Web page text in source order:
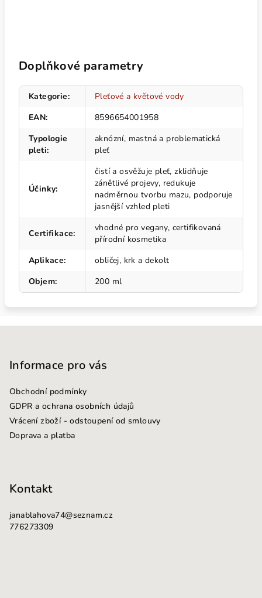
Doplňkové parametry
Kategorie:
Pleťové a květové vody
EAN:
8596654001958
Typologie
pleti:
aknózní, mastná a problematická
pleť
Účinky:
čistí a osvěžuje pleť, zklidňuje
zánětlivé projevy, redukuje
nadměrnou tvorbu mazu, podporuje
jasnější vzhled pleti
Certifikace:
vhodné pro vegany, certifikovaná
přírodní kosmetika
Aplikace:
obličej, krk a dekolt
Objem: 200 ml
Informace pro vás
Obchodní podmínky
GDPR a ochrana osobních údajů
Vrácení zboží - odstoupení od smlouvy
Doprava a platba
Kontakt
janablahova74@seznam.cz
776273309